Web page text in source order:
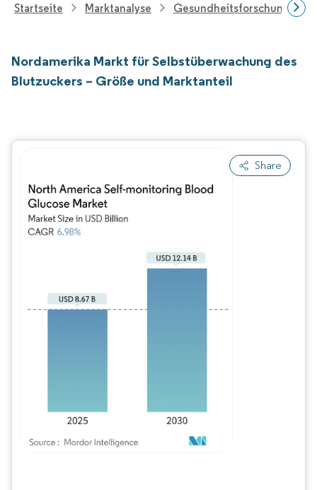
Startseite Marktanalyse Gesundheitsforschung
Nordamerika Markt für Selbstüberwachung des
Blutzuckers – Größe und Marktanteil
Share